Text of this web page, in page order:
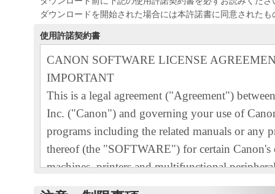
ダウンロードを開始された場合には本許諾書に同意された
使用許諾契約書
CANON SOFTWARE LICENSE
IMPORTANT
This is a legal agreement ("Agreement")
Inc. ("Canon") and governing your use of
programs including the related manuals or any
thereof (the "SOFTWARE") for certain Canon's
machines, printers and multifunctional